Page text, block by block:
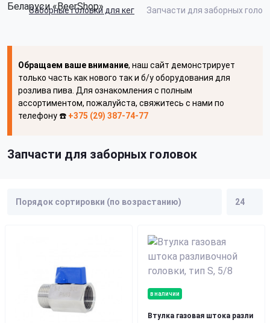
Заборные головки для кег Запчасти для заборных
Обращаем ваше внимание, наш сайт демонстрирует
только часть как нового так и б/у оборудования для
розлива пива. Для ознакомления с полным
ассортиментом, пожалуйста, свяжитесь с нами по
телефону ☎️ +375 (29) 387-74-77
Запчасти для заборных головок
в наличии
Втулка газовая штока разли